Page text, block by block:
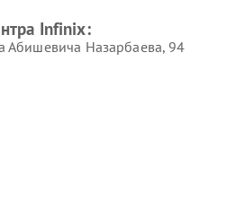
Infinix:
Абишевича Назарбаева, 94